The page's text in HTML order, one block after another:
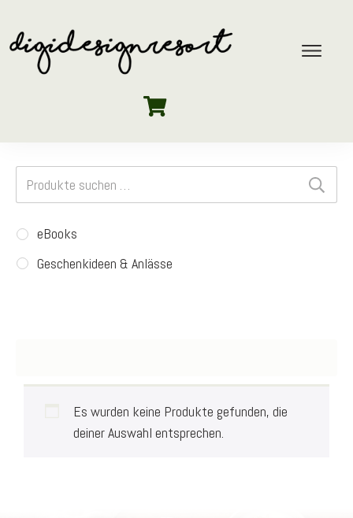
Es wurden keine Produkte gefunden, die
deiner Auswahl entsprechen.
Suchen
nach:
eBooks
Geschenkideen & Anlässe